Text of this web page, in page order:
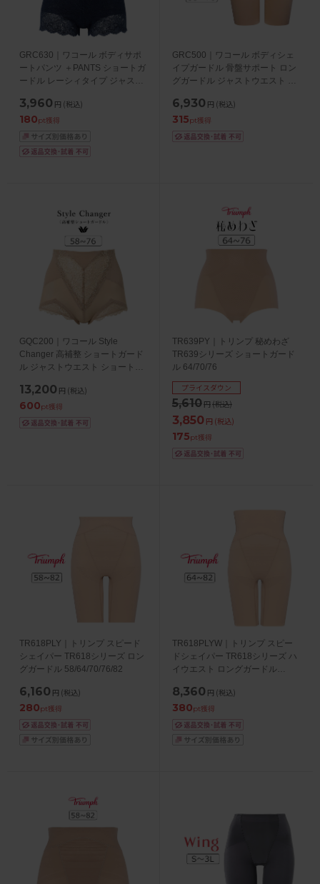
GRC630｜ワコール ボディサポ
ートパンツ ＋PANTS ショートガ
ードル レーシィタイプ ジャスト
3,960 円 (税込)
180pt獲得
GRC500｜ワコール ボディシェ
イプガードル 骨盤サポート ロン
グガードル ジャストウエスト ロ
6,930 円 (税込)
315pt獲得
GQC200｜ワコール Style
Changer 高補整 ショートガード
ル ジャストウエスト ショート丈
13,200 円 (税込)
600pt獲得
TR639PY｜トリンプ 秘めわざ
TR639シリーズ ショートガード
ル 64/70/76
5,610円(税込)
プライスダウン
3,850 円 (税込)
175pt獲得
TR618PLY｜トリンプ スピード
シェイパー TR618シリーズ ロン
グガードル 58/64/70/76/82
6,160 円 (税込)
280pt獲得
TR618PLYW｜トリンプ スピー
ドシェイパー TR618シリーズ ハ
イウエスト ロングガードル
8,360 円 (税込)
380pt獲得